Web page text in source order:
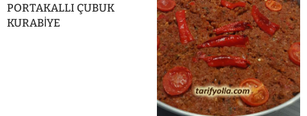
PORTAKALLI ÇUBUK
KURABİYE